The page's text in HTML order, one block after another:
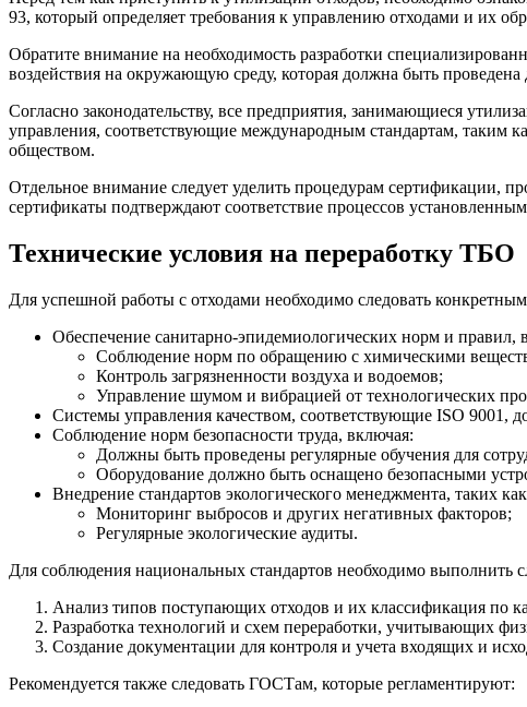
93, который определяет требования к управлению отходами и их
Обратите внимание на необходимость разработки
воздействия на окружающую среду, которая должна быть
Согласно законодательству, все предприятия, занимающиеся
управления, соответствующие международным стандартам, таким
обществом.
Отдельное внимание следует уделить процедурам сертификации,
сертификаты подтверждают соответствие процессов
Технические условия на переработку ТБО
Для успешной работы с отходами необходимо следовать
Обеспечение санитарно-эпидемиологических норм и правил,
Соблюдение норм по обращению с химическими
Контроль загрязненности воздуха и водоемов;
Управление шумом и вибрацией от технологических
Системы управления качеством, соответствующие ISO 9001,
Соблюдение норм безопасности труда, включая:
Должны быть проведены регулярные обучения для
Оборудование должно быть оснащено безопасными
Внедрение стандартов экологического менеджмента, таких
Мониторинг выбросов и других негативных факторов;
Регулярные экологические аудиты.
Для соблюдения национальных стандартов необходимо выполнить
Анализ типов поступающих отходов и их классификация по
Разработка технологий и схем переработки, учитывающих
Создание документации для контроля и учета входящих и
Рекомендуется также следовать ГОСТам, которые регламентируют: